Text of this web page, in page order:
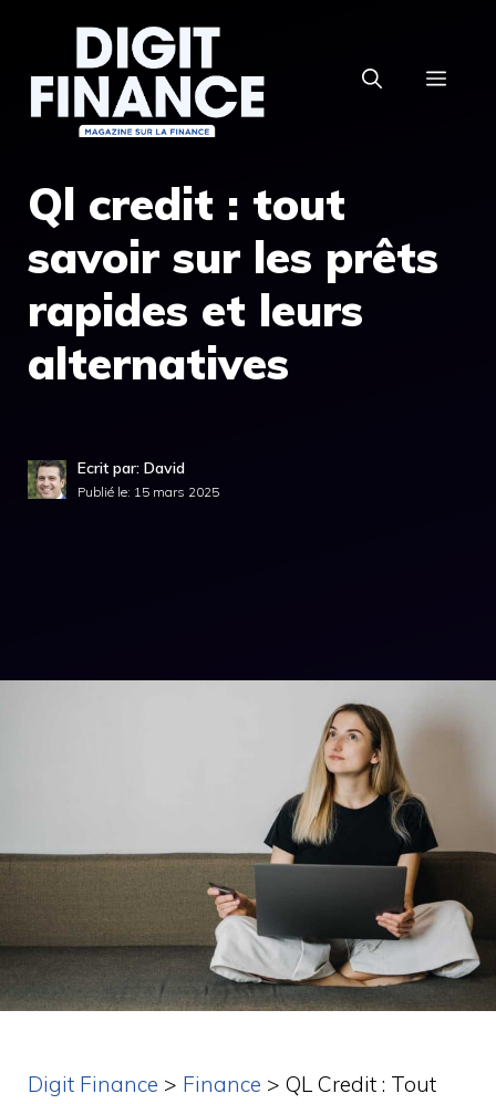
contenu
Ql credit : tout
savoir sur les prêts
rapides et leurs
alternatives
Ecrit par: David
Publié le: 15 mars 2025
Digit Finance > Finance > QL Credit : Tout